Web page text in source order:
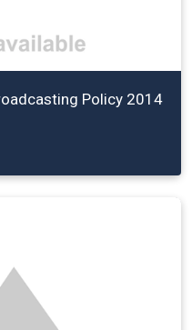
Policy 2014